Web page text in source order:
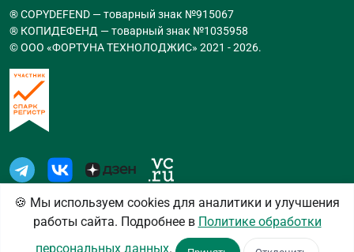
® COPYDEFEND — товарный знак №915067
® КОПИДЕФЕНД — товарный знак №1035958
© ООО «ФОРТУНА ТЕХНОЛОДЖИС» 2021 -2026.
Пользовательское соглашение
Политика
конфиденциальности
Настройки cookies
🍪 Мы используем cookies для аналитики и улучшения
работы сайта. Подробнее в Политике обработки
персональных данных.